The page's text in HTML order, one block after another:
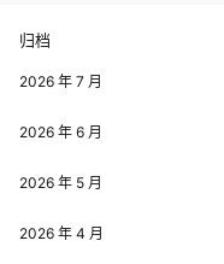
归档
2026 年 7 月
2026 年 6 月
2026 年 5 月
2026 年 4 月